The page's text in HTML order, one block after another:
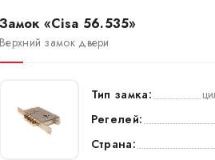
Замок «Cisa 56.535»
Верхний замок двери
Тип замка:
Регелей:
Страна: